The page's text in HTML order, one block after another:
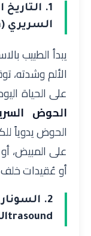
1.
السريري (Pelvic Exam)
يبدأ الطبيب
الألم وشدته،
على الحياة
الحوض
الحوض يدوياً
على المبيض،
أو عُقيدات خلف